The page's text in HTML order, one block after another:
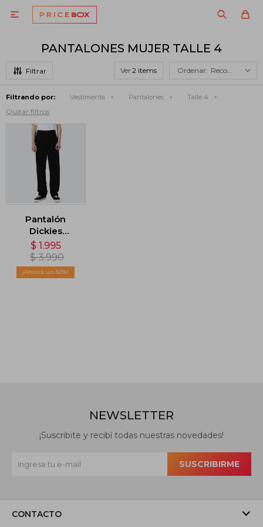

PANTALONES MUJER TALLE 4
Ver Recomendados
Filtrando por: Vestimenta Pantalones Talle 4
Quitar filtros
Pantalón
Dickies
Thomasville
Regular Fit -
Negro
$ 1.995
$ 3.990
50
CONTACTO
NEWSLETTER
¡Suscribite y recibí todas nuestras novedades!
SUSCRIBIRME